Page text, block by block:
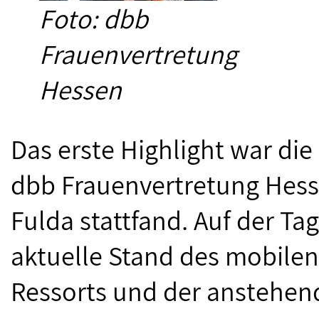
Foto: dbb
Frauenvertretung
Hessen
Das erste Highlight war die
dbb Frauenvertretung
Fulda stattfand. Auf der
aktuelle Stand des
Ressorts und der